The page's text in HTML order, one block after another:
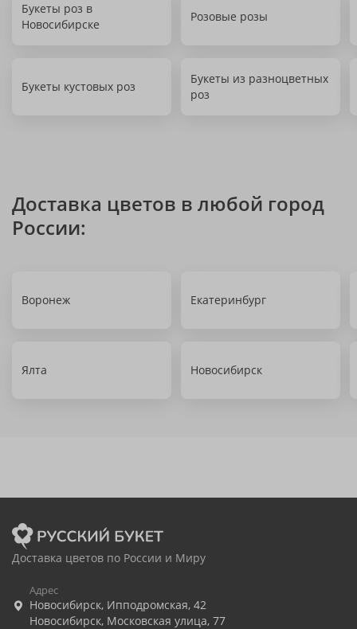
Букеты роз в
Новосибирске
Розовые розы
Букеты кустовых роз
Букеты из разноцветных
роз
Доставка цветов в любой город
России:
Воронеж Екатеринбург
Ялта Новосибирск
Доставка цветов по России и Миру
Адрес
Новосибирск, Ипподромская, 42
Новосибирск, Московская улица, 77